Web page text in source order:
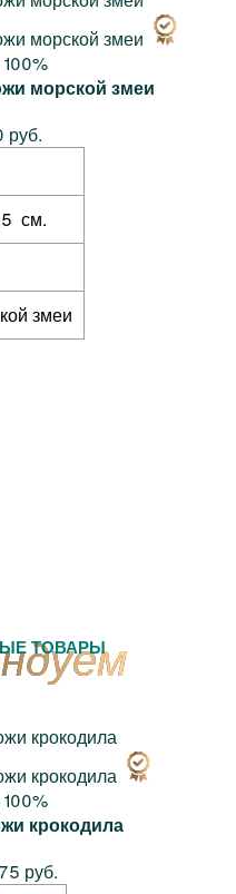
морской змеи
руб.
см.
змеи
ТОВАРЫ
крокодила
руб.